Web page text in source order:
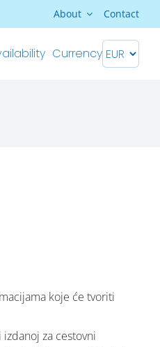
About Contact
Currency
koje će tvoriti
za cestovni